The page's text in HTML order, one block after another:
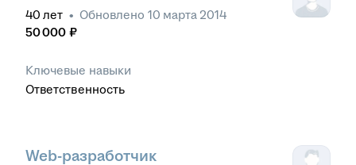
40 лет • Обновлено 10 марта 2014
50 000 ₽
Ключевые навыки
Ответственность
Web-разработчик